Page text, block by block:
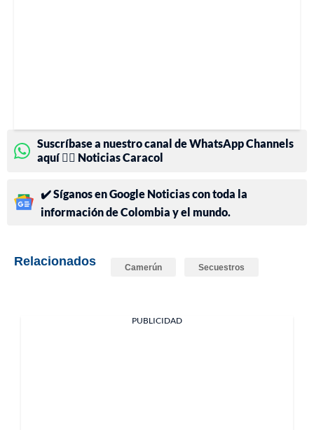
Suscríbase a nuestro canal de WhatsApp Channels
aquí 👉🏻 Noticias Caracol
✔️ Síganos en Google Noticias con toda la
información de Colombia y el mundo.
Relacionados Camerún Secuestros
PUBLICIDAD